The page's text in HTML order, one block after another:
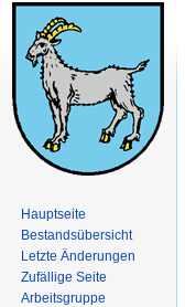
Hauptseite
Bestandsübersicht
Letzte Änderungen
Zufällige Seite
Arbeitsgruppe